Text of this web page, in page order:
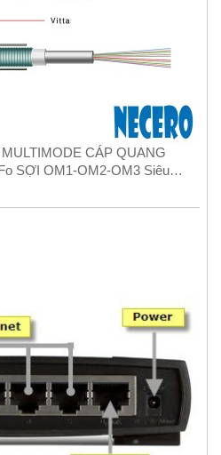
CÁP QUANG
SỢI OM1-OM2-OM3 Siêu